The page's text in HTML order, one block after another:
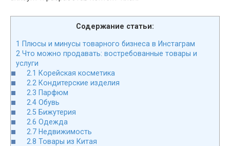
Содержание статьи:
1 Плюсы и минусы товарного бизнеса в Инстаграм
2 Что можно продавать: востребованные товары и
услуги
2.1 Корейская косметика
2.2 Кондитерские изделия
2.3 Парфюм
2.4 Обувь
2.5 Бижутерия
2.6 Одежда
2.7 Недвижимость
2.8 Товары из Китая